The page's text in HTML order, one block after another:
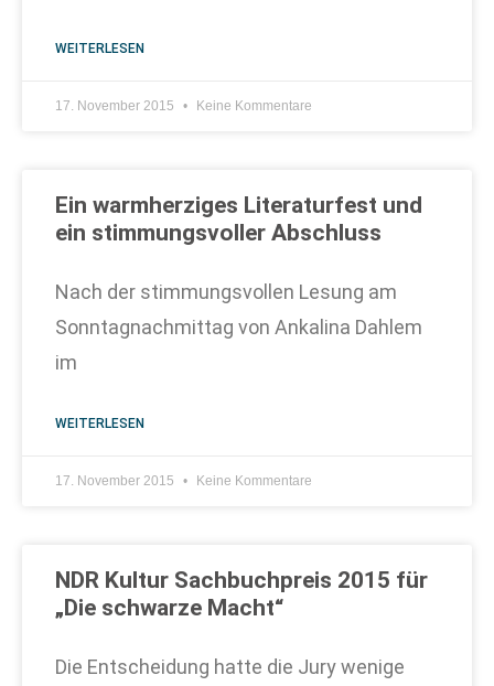
WEITERLESEN
17. November 2015 Keine Kommentare
Ein warmherziges Literaturfest und
ein stimmungsvoller Abschluss
Nach der stimmungsvollen Lesung am
Sonntagnachmittag von Ankalina Dahlem
im
WEITERLESEN
17. November 2015 Keine Kommentare
NDR Kultur Sachbuchpreis 2015 für
„Die schwarze Macht“
Die Entscheidung hatte die Jury wenige